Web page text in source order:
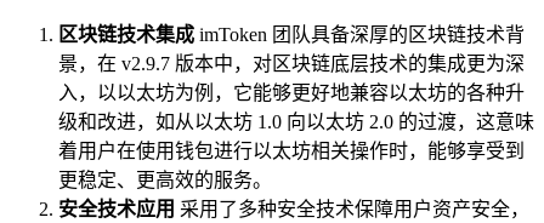
区块链技术集成 imToken 团队具备深厚的区块链技术背
景，在 v2.9.7 版本中，对区块链底层技术的集成更为深
入，以以太坊为例，它能够更好地兼容以太坊的各种升
级和改进，如从以太坊 1.0 向以太坊 2.0 的过渡，这意味
着用户在使用钱包进行以太坊相关操作时，能够享受到
更稳定、更高效的服务。
安全技术应用 采用了多种安全技术保障用户资产安全，